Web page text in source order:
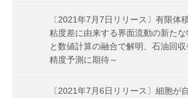
〔2021年7月7日リリース〕有限体
粘度差に由来する界面流動の新た
と数値計算の融合で解明、石油回
精度予測に期待～
〔2021年7月6日リリース〕細胞が